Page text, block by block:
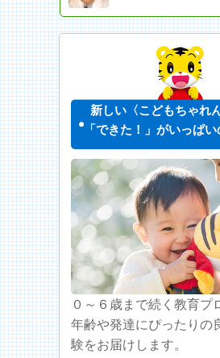
新しい〈こどもちゃれ
「できた！」がいっぱい
０～６歳まで続く教育プ
年齢や発達にぴったりの
験をお届けします。